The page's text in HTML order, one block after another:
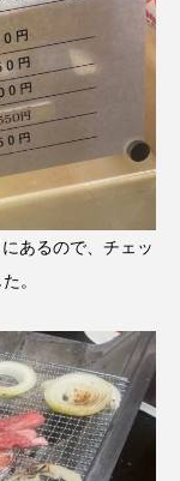
あるので、チェッ
。